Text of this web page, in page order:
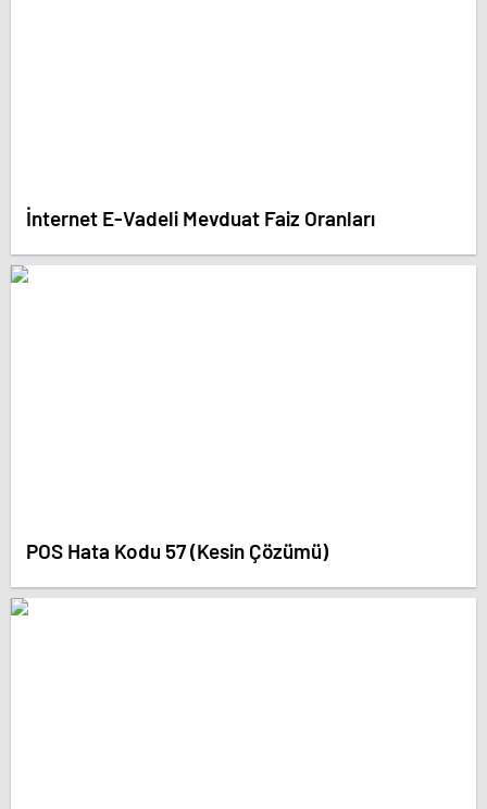
İnternet E-Vadeli Mevduat Faiz Oranları
POS Hata Kodu 57 (Kesin Çözümü)